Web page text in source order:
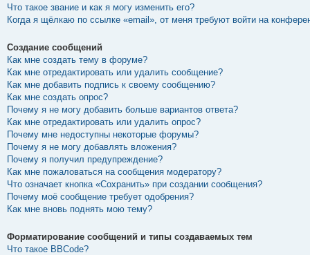
Что такое звание и как я могу изменить его?
Когда я щёлкаю по ссылке «email», от меня требуют войти на
Создание сообщений
Как мне создать тему в форуме?
Как мне отредактировать или удалить сообщение?
Как мне добавить подпись к своему сообщению?
Как мне создать опрос?
Почему я не могу добавить больше вариантов ответа?
Как мне отредактировать или удалить опрос?
Почему мне недоступны некоторые форумы?
Почему я не могу добавлять вложения?
Почему я получил предупреждение?
Как мне пожаловаться на сообщения модератору?
Что означает кнопка «Сохранить» при создании сообщения?
Почему моё сообщение требует одобрения?
Как мне вновь поднять мою тему?
Форматирование сообщений и типы создаваемых тем
Что такое BBCode?